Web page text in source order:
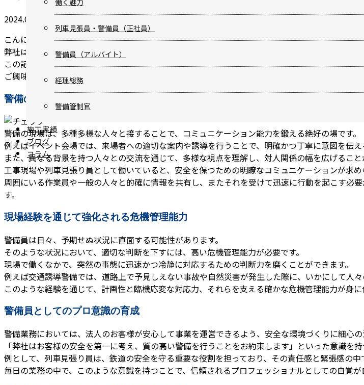
働く魅力
列車見張員・警備員（正社員）
警備員（アルバイト）
経理総務
警備管制官
施工実績
ブログ
コラム
ENTRY
CONTACT
2024.07.17
警備
こんにちは、グランレックス株式会社です。
弊社は静岡県掛川市を拠点に、静岡県浜松市や愛知県名古屋市をはじめとする地域で警備業を展開
この記事では、警備員の職場で得られるスキルやプロとしての自覚について触れ、どのような価
ご興味のあるお客様、列車見張り員や警備員の募集に興味がある方にも参考にしていただければ幸
警備の現場で身につくコミュニケーション力
警備の現場は、多種多様な人々と接することで、コミュニケーション能力を鍛える絶好の場です。
例えばイベント会場では、来場者への適切な案内や誘導を行うことで、明確かつ丁寧に意図を伝え
また、異なる背景を持つ人々との交流を通じて、多様な視点を理解し、対人関係の幅を広げること
工事現場や列車見張り員として働いていると、安全を保つための明瞭なコミュニケーションが求め
周囲にいる作業員や一般の人々と的確に情報を共有し、またそれを受けて迅速に行動を起こす
す。
現場経験を通じて強化される危機管理能力
警備員は日々、予期せぬ状況に直面する可能性があります。
そのような状況において、適切な判断を下すには、高い危機管理能力が必要です。
現場で働くなかで、突然の事態に迅速かつ冷静に対応するための判断力を磨くことができます。
例えば交通誘導警備では、道路上で予見しえない事故や自然災害が発生した際に、いかにして人
このような経験を通じて、計画性と臨機応変な対応力、それらを支える確かな危機管理能力が身に
警備員としてのプロ意識の育成
警備業務においては、法人のお客様が安心して事業を運営できるよう、安全な環境づくりに細心の
「弊社はお客様の安全を第一に考え、質の高い警備を行うことをお約束します」といった意識を
例として、列車見張り員は、鉄道の安全を守る重要な役割を担っており、その責任感と緊張感の中
毎日の業務の中で、このような意識を持つことで、信頼されるプロフェッショナルとしての自覚が